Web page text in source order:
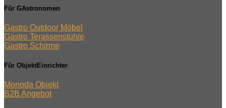
Für GAstronomen
Gastro Outdoor Möbel
Gastro Terassenstühle
Gastro Schirme
Für ObjektEinrichter
Monoda Objekt
B2B Angebot